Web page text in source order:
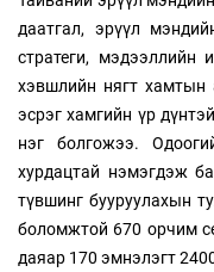
даатгал, эрүүл
стратеги, мэдээллийн
хэвшлийн нягт хамтын
эсрэг хамгийн үр
нэг болгожээ.
хурдацтай нэмэгдэж
түвшинг бууруулахын
боломжтой 670 орчим
даяар 170 эмнэлэгт